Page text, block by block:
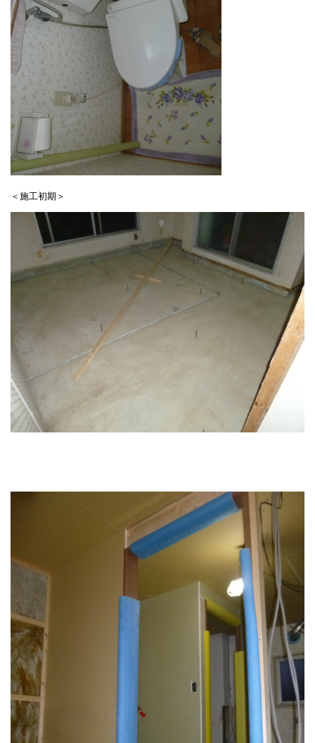
＜施工初期＞